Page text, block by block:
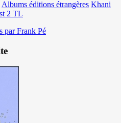
Albums éditions étrangères Khani
2 TL
par Frank Pé